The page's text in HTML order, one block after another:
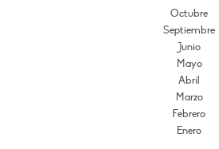
Octubre
Septiembre
Junio
Mayo
Abril
Marzo
Febrero
Enero